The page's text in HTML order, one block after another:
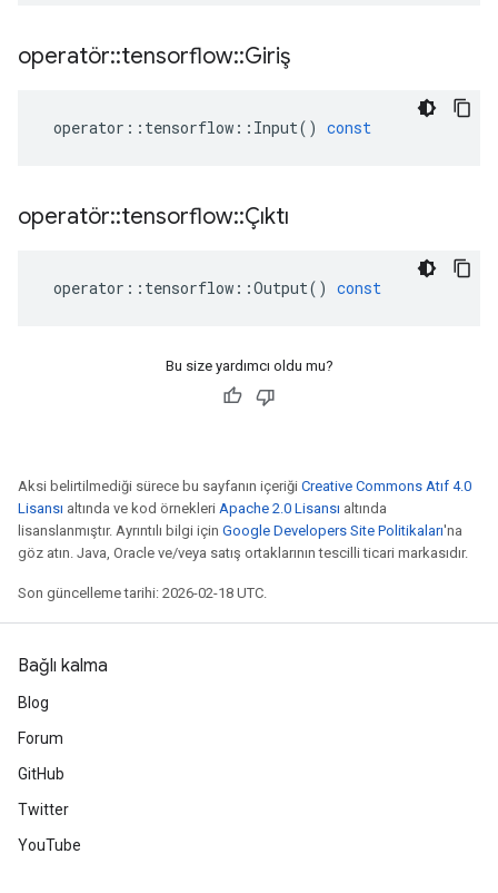
operatör::tensorflow::Giriş
operator :: tensorflow :: Input() const
operatör::tensorflow::Çıktı
operator :: tensorflow ::Output() const
Bu size yardımcı oldu mu?
Aksi belirtilmediği sürece bu sayfanın içeriği Creative Commons Atıf 4.0
Lisansı altında ve kod örnekleri Apache 2.0 Lisansı altında
lisanslanmıştır. Ayrıntılı bilgi için Google Developers Site Politikaları'na
göz atın. Java, Oracle ve/veya satış ortaklarının tescilli ticari markasıdır.
Son güncelleme tarihi: 2026-02-18 UTC.
Bağlı kalma
Blog
Forum
GitHub
Twitter
YouTube